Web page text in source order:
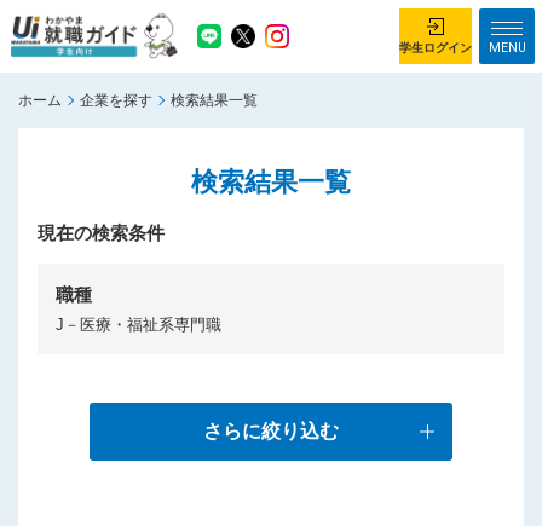
企業を探す
がっつり就業体験コース
イベント情報
お知らせ
ちょこっと仕事体験コース トップ
学生ログイン MENU
ホーム 企業を探す 検索結果一覧
検索結果一覧
現在の検索条件
職種
J－医療・福祉系専門職
さらに絞り込む